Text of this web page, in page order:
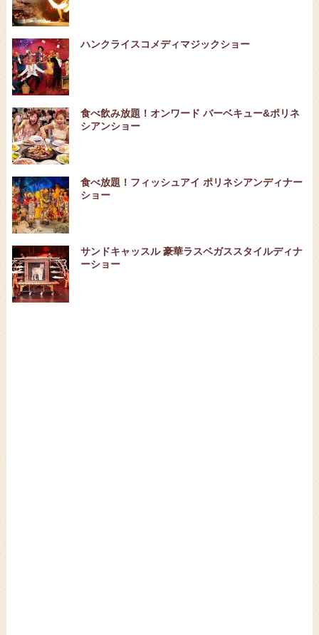
ハンクライスコメディマジックショー
食べ飲み放題！オンワード バーベキュー&ポリネ
シアンショー
食べ放題！フィッシュアイ ポリネシアンディナー
ショー
サンドキャッスル 豪華ラスベガススタイルディナ
ーショー